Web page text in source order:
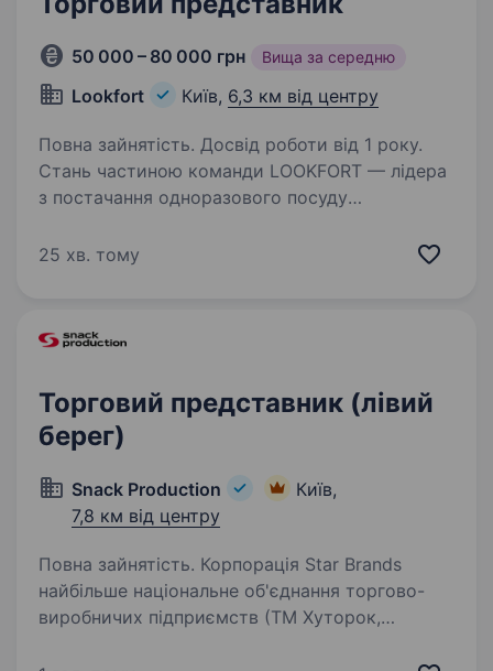
50 000 – 80 000 грн Вища за середню
Lookfort Київ, 6,3 км від центру
Повна зайнятість. Досвід роботи від 1 року.
Стань частиною команди LOOKFORT — лідера
з постачання одноразового посуду
це не просто компанія, це команда
25 хв. тому
Торговий представник (лівий
берег)
Snack Production
Київ,
7,8 км від центру
Повна зайнятість. Корпорація Star Brands
найбільше національне об'єднання торгово-
виробничих підприємств (ТМ Хуторок,